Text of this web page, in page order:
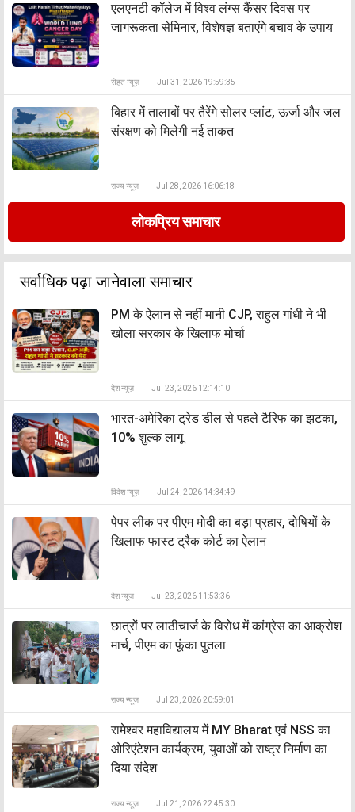
एलएनटी कॉलेज में विश्व लंग्स कैंसर दिवस पर
जागरूकता सेमिनार, विशेषज्ञ बताएंगे बचाव के उपाय
सेहत न्यूज़ Jul 31, 2026 19:59:35
बिहार में तालाबों पर तैरेंगे सोलर प्लांट, ऊर्जा और जल
संरक्षण को मिलेगी नई ताकत
राज्य न्यूज़ Jul 28, 2026 16:06:18
लोकप्रिय समाचार
सर्वाधिक पढ़ा जानेवाला समाचार
PM के ऐलान से नहीं मानी CJP, राहुल गांधी ने भी
खोला सरकार के खिलाफ मोर्चा
देश न्यूज़ Jul 23, 2026 12:14:10
भारत-अमेरिका ट्रेड डील से पहले टैरिफ का झटका,
10% शुल्क लागू
विदेश न्यूज़ Jul 24, 2026 14:34:49
पेपर लीक पर पीएम मोदी का बड़ा प्रहार, दोषियों के
खिलाफ फास्ट ट्रैक कोर्ट का ऐलान
देश न्यूज़ Jul 23, 2026 11:53:36
छात्रों पर लाठीचार्ज के विरोध में कांग्रेस का आक्रोश
मार्च, पीएम का फूंका पुतला
राज्य न्यूज़ Jul 23, 2026 20:59:01
रामेश्वर महाविद्यालय में MY Bharat एवं NSS का
ओरिएंटेशन कार्यक्रम, युवाओं को राष्ट्र निर्माण का
दिया संदेश
राज्य न्यूज़ Jul 21, 2026 22:45:30